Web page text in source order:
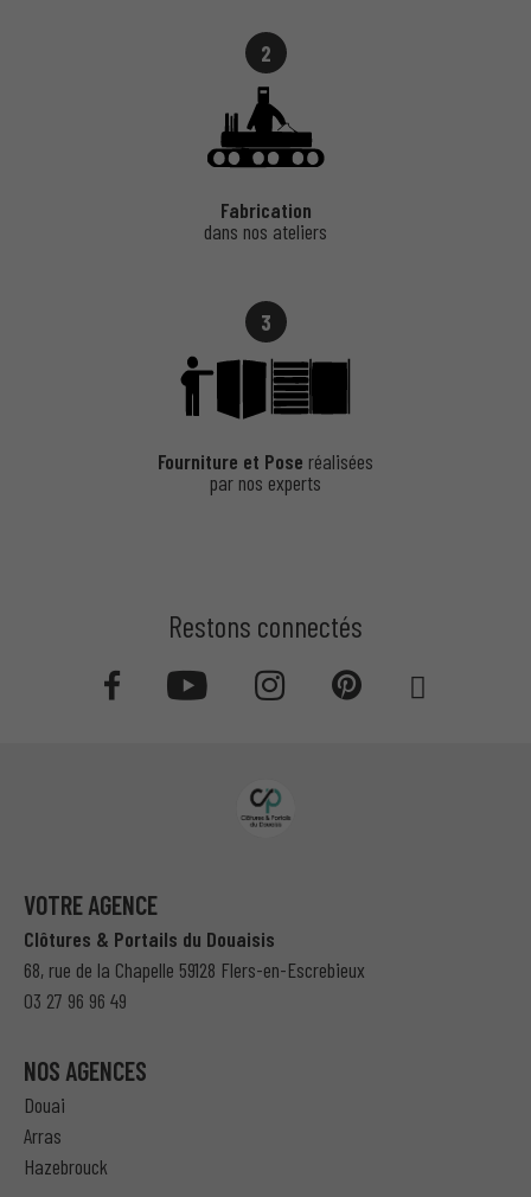
2
Fabrication
dans nos ateliers
3
Fourniture et Pose réalisées
par nos experts
Restons connectés
VOTRE AGENCE
Clôtures & Portails du Douaisis
68, rue de la Chapelle 59128 Flers-en-Escrebieux
03 27 96 96 49
NOS AGENCES
Douai
Arras
Hazebrouck